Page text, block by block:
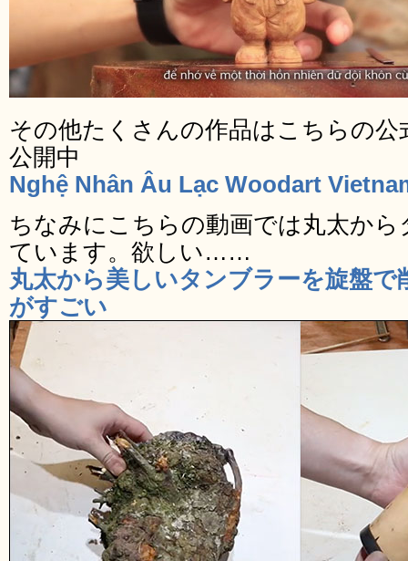
その他たくさんの作品はこちらの公
公開中
Nghệ Nhân Âu Lạc Woodart
ちなみにこちらの動画では丸太か
ています。欲しい……
丸太から美しいタンブラーを旋盤で
がすごい